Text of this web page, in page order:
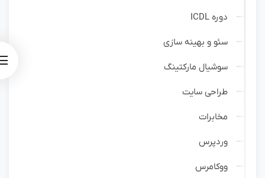
دوره ICDL
سئو و بهینه سازی
سوشیال مارکتینگ
طراحی سایت
مخابرات
وردپرس
ووکامرس